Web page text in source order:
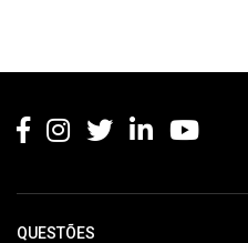
QUESTÕES